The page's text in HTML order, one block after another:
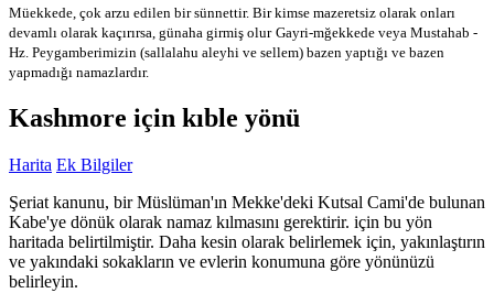
Müekkede, çok arzu edilen bir sünnettir. Bir kimse mazeretsiz olarak onları
devamlı olarak kaçırırsa, günaha girmiş olur Gayri-mğekkede veya Mustahab -
Hz. Peygamberimizin (sallalahu aleyhi ve sellem) bazen yaptığı ve bazen
yapmadığı namazlardır.
Kashmore için kıble yönü
Harita Ek Bilgiler
Şeriat kanunu, bir Müslüman'ın Mekke'deki Kutsal Cami'de bulunan
Kabe'ye dönük olarak namaz kılmasını gerektirir. için bu yön
haritada belirtilmiştir. Daha kesin olarak belirlemek için, yakınlaştırın
ve yakındaki sokakların ve evlerin konumuna göre yönünüzü
belirleyin.